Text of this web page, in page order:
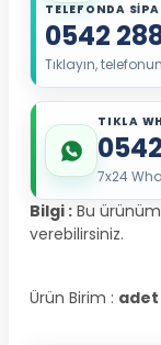
TELEFONDA
0542
Tıklayın,
TIKLA
7x24
Bilgi : Bu
verebilirsiniz.
Ürün Birim : adet